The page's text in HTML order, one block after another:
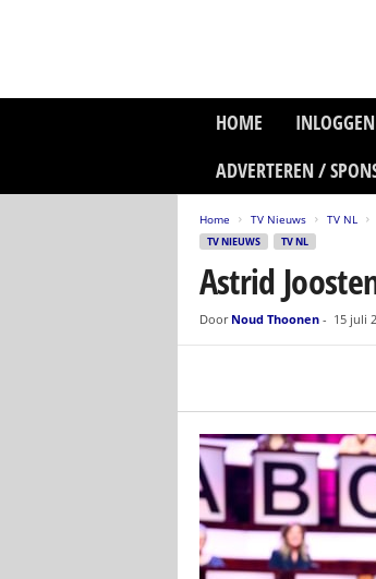
HOME INLOGGEN
ADVERTEREN /
Home TV Nieuws TV NL
TV NIEUWS TV NL
Astrid
Door Noud Thoonen- 15 juli